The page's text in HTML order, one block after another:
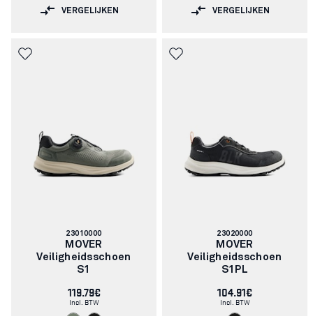
VERGELIJKEN VERGELIJKEN
Artikelnummer:
23010000
MOVER
Veiligheidsschoen
S1
119.79€
Incl. BTW
Artikelnummer:
23020000
MOVER
Veiligheidsschoen
S1PL
104.91€
Incl. BTW